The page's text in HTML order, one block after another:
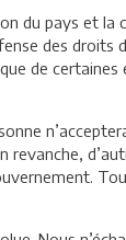
du pays et la
des
de
revanche,